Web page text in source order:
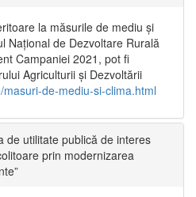
la măsurile de mediu și
Național de Dezvoltare Rurală
Campaniei 2021, pot fi
Agriculturii și Dezvoltării
masuri-de-mediu-si-clima.html
de utilitate publică de interes
prin modernizarea